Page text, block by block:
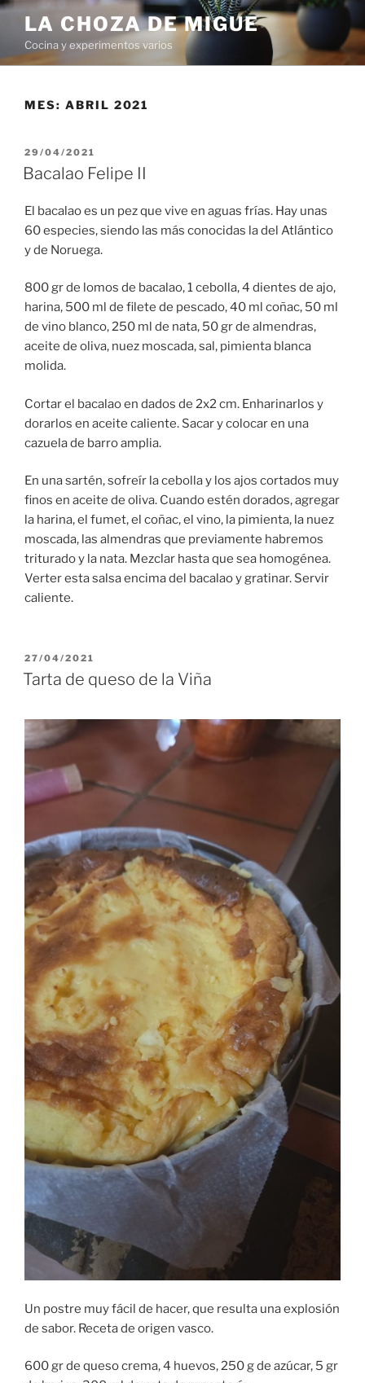
Saltar
contenido
LA CHOZA DE MIGUE
Cocina y experimentos varios
MES: ABRIL 2021
PUBLICADO
EL
29/04/2021
Bacalao Felipe II
El bacalao es un pez que vive en aguas frías. Hay unas
60 especies, siendo las más conocidas la del Atlántico
y de Noruega.
800 gr de lomos de bacalao, 1 cebolla, 4 dientes de ajo,
harina, 500 ml de filete de pescado, 40 ml coñac, 50 ml
de vino blanco, 250 ml de nata, 50 gr de almendras,
aceite de oliva, nuez moscada, sal, pimienta blanca
molida.
Cortar el bacalao en dados de 2x2 cm. Enharinarlos y
dorarlos en aceite caliente. Sacar y colocar en una
cazuela de barro amplia.
En una sartén, sofreír la cebolla y los ajos cortados muy
finos en aceite de oliva. Cuando estén dorados, agregar
la harina, el fumet, el coñac, el vino, la pimienta, la nuez
moscada, las almendras que previamente habremos
triturado y la nata. Mezclar hasta que sea homogénea.
Verter esta salsa encima del bacalao y gratinar. Servir
caliente.
PUBLICADO
EL
27/04/2021
Tarta de queso de la Viña
Un postre muy fácil de hacer, que resulta una explosión
de sabor. Receta de origen vasco.
600 gr de queso crema, 4 huevos, 250 g de azúcar, 5 gr